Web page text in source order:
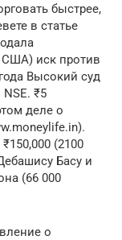
быстрее,
в статье
США) иск против
Высокий суд
₹5
деле о
(2100
Басу и
(66 000
о